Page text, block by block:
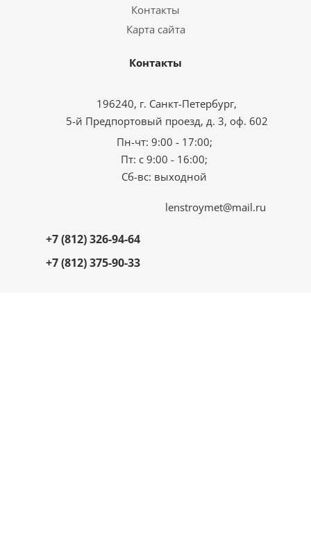
Контакты
Карта сайта
Контакты
196240, г. Санкт-Петербург,
5-й Предпортовый проезд, д. 3, оф. 602
Пн-чт: 9:00 - 17:00;
Пт: с 9:00 - 16:00;
Сб-вс: выходной
+7 (812) 326-94-64
+7 (812) 375-90-33
lenstroymet@mail.ru